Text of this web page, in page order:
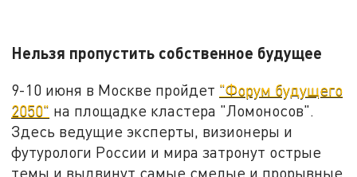
Нельзя пропустить собственное будущее
9-10 июня в Москве пройдет "Форум будущего
2050" на площадке кластера "Ломоносов".
Здесь ведущие эксперты, визионеры и
футурологи России и мира затронут острые
темы и выдвинут самые смелые и прорывные